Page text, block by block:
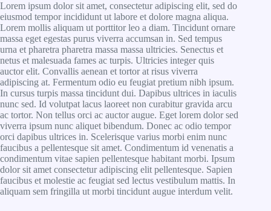
Lorem ipsum dolor sit amet, consectetur adipiscing elit, sed do
eiusmod tempor incididunt ut labore et dolore magna aliqua.
Lorem mollis aliquam ut porttitor leo a diam. Tincidunt ornare
massa eget egestas purus viverra accumsan in. Sed tempus
urna et pharetra pharetra massa massa ultricies. Senectus et
netus et malesuada fames ac turpis. Ultricies integer quis
auctor elit. Convallis aenean et tortor at risus viverra
adipiscing at. Fermentum odio eu feugiat pretium nibh ipsum.
In cursus turpis massa tincidunt dui. Dapibus ultrices in iaculis
nunc sed. Id volutpat lacus laoreet non curabitur gravida arcu
ac tortor. Non tellus orci ac auctor augue. Eget lorem dolor sed
viverra ipsum nunc aliquet bibendum. Donec ac odio tempor
orci dapibus ultrices in. Scelerisque varius morbi enim nunc
faucibus a pellentesque sit amet. Condimentum id venenatis a
condimentum vitae sapien pellentesque habitant morbi. Ipsum
dolor sit amet consectetur adipiscing elit pellentesque. Sapien
faucibus et molestie ac feugiat sed lectus vestibulum mattis. In
aliquam sem fringilla ut morbi tincidunt augue interdum velit.